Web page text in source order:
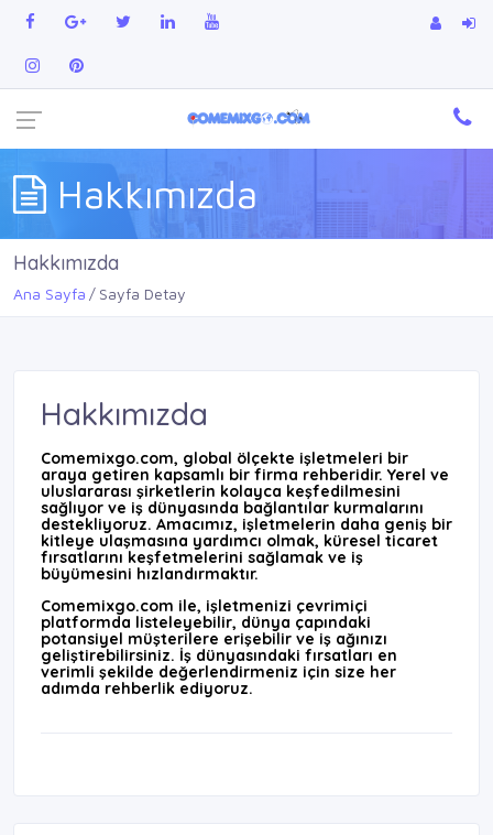
Hakkımızda
Hakkımızda
Ana Sayfa Sayfa Detay
Hakkımızda
Comemixgo.com, global ölçekte işletmeleri bir
araya getiren kapsamlı bir firma rehberidir. Yerel ve
uluslararası şirketlerin kolayca keşfedilmesini
sağlıyor ve iş dünyasında bağlantılar kurmalarını
destekliyoruz. Amacımız, işletmelerin daha geniş bir
kitleye ulaşmasına yardımcı olmak, küresel ticaret
fırsatlarını keşfetmelerini sağlamak ve iş
büyümesini hızlandırmaktır.
Comemixgo.com ile, işletmenizi çevrimiçi
platformda listeleyebilir, dünya çapındaki
potansiyel müşterilere erişebilir ve iş ağınızı
geliştirebilirsiniz. İş dünyasındaki fırsatları en
verimli şekilde değerlendirmeniz için size her
adımda rehberlik ediyoruz.